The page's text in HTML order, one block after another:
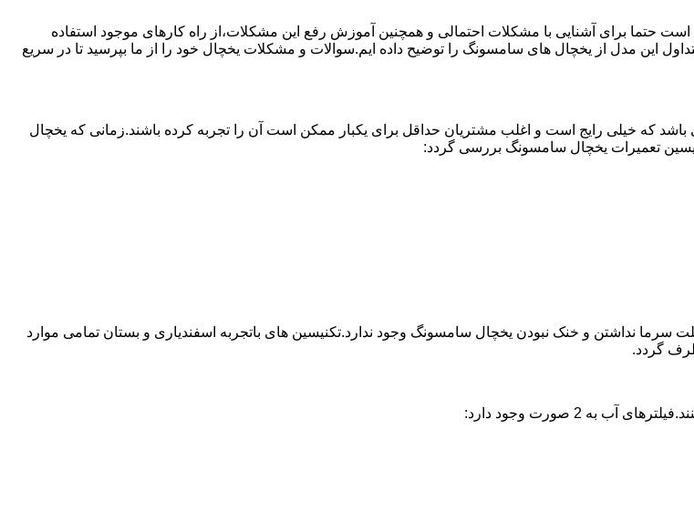
حتما برای آشنایی با مشکلات احتمالی و همچنین آموزش رفع این مشکلات،از راه کارهای موجود استفاده
این مدل از یخچال های سامسونگ را توضیح داده ایم.سوالات و مشکلات یخچال خود را از ما بپرسید تا در سریع
که خیلی رایج است و اغلب مشتریان حداقل برای یکبار ممکن است آن را تجربه کرده باشند.زمانی که یخچال
نداشتن و خنک نبودن یخچال سامسونگ وجود ندارد.تکنیسین های باتجربه اسفندیاری و بستان تمامی موارد
2 صورت وجود دارد: